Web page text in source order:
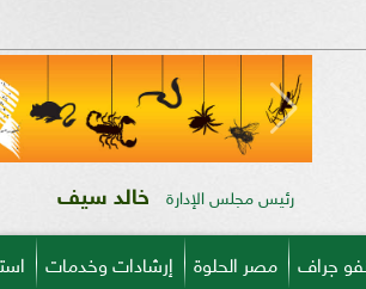
رئيس مجلس الإدارة خالد سيف
جراف مصر الحلوة إرشادات وخدمات